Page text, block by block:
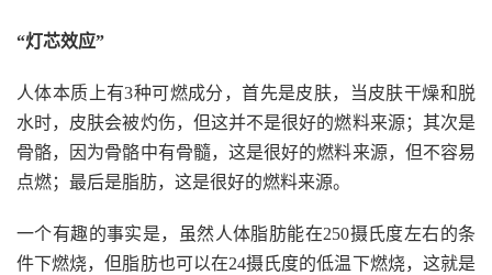
“灯芯效应”
人体本质上有3种可燃成分，首先是皮肤，当皮肤干燥和脱
水时，皮肤会被灼伤，但这并不是很好的燃料来源；其次是
骨骼，因为骨骼中有骨髓，这是很好的燃料来源，但不容易
点燃；最后是脂肪，这是很好的燃料来源。
一个有趣的事实是，虽然人体脂肪能在250摄氏度左右的条
件下燃烧，但脂肪也可以在24摄氏度的低温下燃烧，这就是